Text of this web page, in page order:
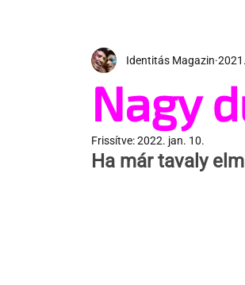
Nagy
Identitás Magazin
Frissítve:2022. jan. 10.
Ha már tavaly